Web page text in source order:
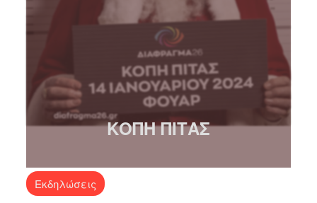
ΚΟΠΗ ΠΙΤΑΣ
Εκδηλώσεις